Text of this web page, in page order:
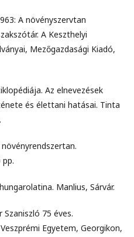
A növényszervtan
A Keszthelyi
Mezőgazdasági Kiadó,
Az elnevezések
és élettani hatásai. Tinta
Manlius, Sárvár.
Szaniszló 75 éves.
Egyetem, Georgikon,